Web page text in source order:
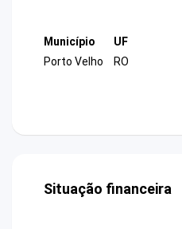
Município
Porto Velho
UF
RO
Situação financeira